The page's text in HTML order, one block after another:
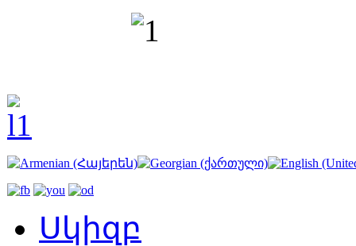
Սկիզբ